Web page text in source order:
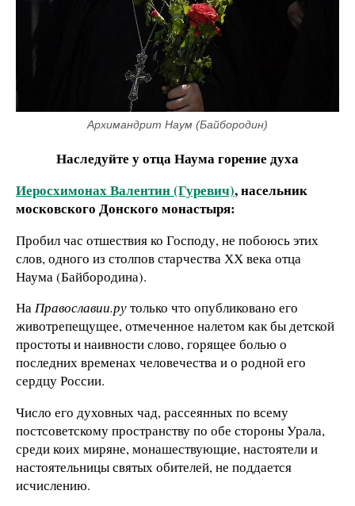
Архимандрит Наум (Байбородин)
Наследуйте у отца Наума горение духа
Иеросхимонах Валентин (Гуревич), насельник
московского Донского монастыря:
Пробил час отшествия ко Господу, не побоюсь этих
слов, одного из столпов старчества ХХ века отца
Наума (Байбородина).
НаПравославии.рутолько что опубликовано его
животрепещущее, отмеченное налетом как бы детской
простоты и наивности слово, горящее болью о
последних временах человечества и о родной его
сердцу России.
Число его духовных чад, рассеянных по всему
постсоветскому пространству по обе стороны Урала,
среди коих миряне, монашествующие, настоятели и
настоятельницы святых обителей, не поддается
исчислению.